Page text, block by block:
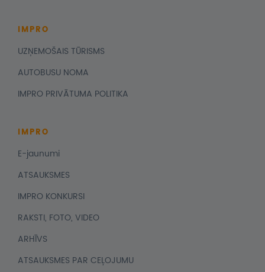
IMPRO
UZŅEMOŠAIS TŪRISMS
AUTOBUSU NOMA
IMPRO PRIVĀTUMA POLITIKA
IMPRO
E-jaunumi
ATSAUKSMES
IMPRO KONKURSI
RAKSTI, FOTO, VIDEO
ARHĪVS
ATSAUKSMES PAR CEĻOJUMU